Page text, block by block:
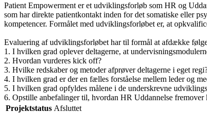
Patient Empowerment er et udviklingsforløb som HR og
som har direkte patientkontakt inden for det somatiske eller
kompetencer. Formålet med udviklingsforløbet er, at
Evaluering af udviklingsforløbet har til formål at afdække
1. I hvilken grad oplever deltagerne, at
2. Hvordan vurderes kick off?
3. Hvilke redskaber og metoder afprøver deltagerne i eget
4. I hvilken grad er der en fælles forståelse mellem leder og
5. I hvilken grad opfyldes målene i de underskrevne
6. Opstille anbefalinger til, hvordan HR Uddannelse
Projektstatus Afsluttet